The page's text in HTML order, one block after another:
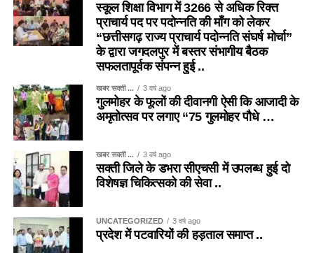
स्कूल शिक्षा विभाग में 3266 से अधिक रिक्त
प्राचार्य पद पर पदोन्नति की माँग को लेकर
“छत्तीसगढ़ राज्य प्राचार्य पदोन्नति संघर्ष मोर्चा”
के द्वारा जगदलपुर में बस्तर संभागीय बैठक
सफलतापूर्वक संपन्न हुई ..
खबर सक्ती ... 3 वर्ष ago
गुलमोहर के फूलों की दीवानगी ऐसी कि आजादी के
अमृतोत्सव पर लगाए “75 गुलमोहर पौधे …
खबर सक्ती ... 3 वर्ष ago
सक्ती जिले के डभरा सीएचसी में उपलब्ध हुई दो
विशेषज्ञ चिकित्सको की सेवा ..
UNCATEGORIZED 3 वर्ष ago
प्रदेश में पटवारियों की हड़ताल समाप्त ..